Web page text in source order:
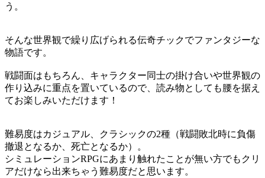
う。
そんな世界観で繰り広げられる伝奇チックでファンタジーな
物語です。
戦闘面はもちろん、キャラクター同士の掛け合いや世界観の
作り込みに重点を置いているので、読み物としても腰を据え
てお楽しみいただけます！
難易度はカジュアル、クラシックの2種（戦闘敗北時に負傷
撤退となるか、死亡となるか）。
シミュレーションRPGにあまり触れたことが無い方でもクリ
アだけなら出来ちゃう難易度だと思います。